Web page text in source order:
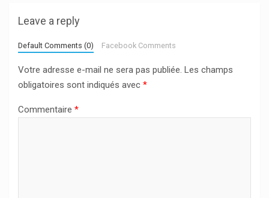
Leave a reply
Default Comments (0) Facebook Comments
Votre adresse e-mail ne sera pas publiée. Les champs
obligatoires sont indiqués avec *
Commentaire *